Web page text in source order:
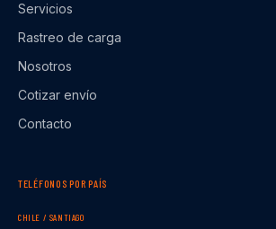
Servicios
Rastreo de carga
Nosotros
Cotizar envío
Contacto
TELÉFONOS POR PAÍS
CHILE / SANTIAGO